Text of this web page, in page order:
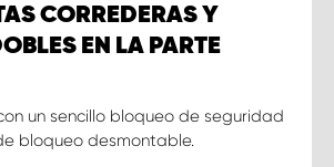
CORREDERAS Y
EN LA PARTE
un sencillo bloqueo de seguridad
bloqueo desmontable.